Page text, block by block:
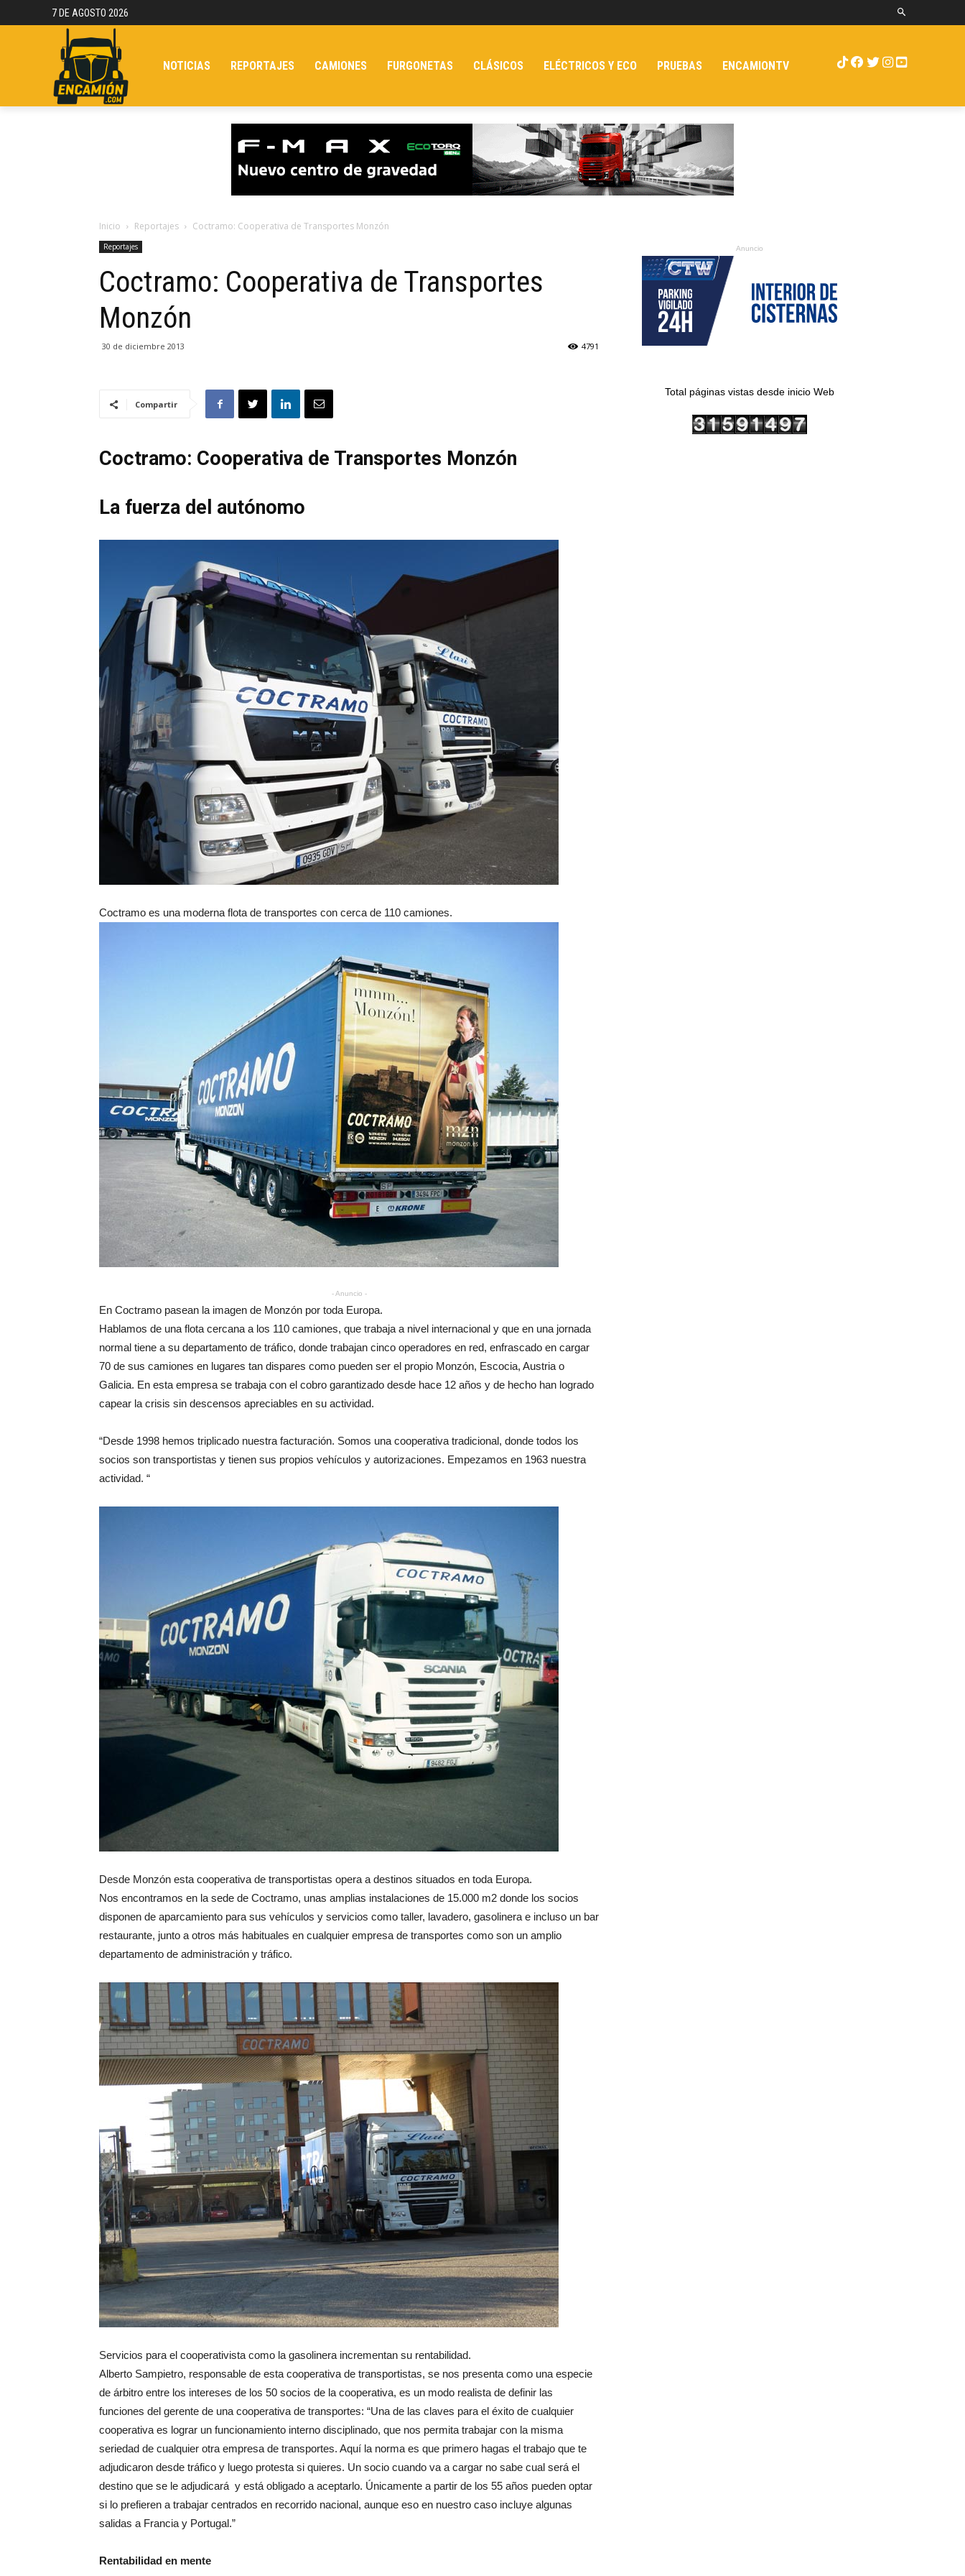
7 DE AGOSTO 2026
NOTICIAS REPORTAJES CAMIONES FURGONETAS CLÁSICOS ELÉCTRICOS Y ECO PRUEBAS ENCAMIONTV
Inicio Reportajes Coctramo: Cooperativa de Transportes Monzón
Reportajes
Coctramo: Cooperativa de Transportes
Monzón
30 de diciembre 2013 4791
Compartir
Coctramo: Cooperativa de Transportes Monzón
La fuerza del autónomo
Coctramo es una moderna flota de transportes con cerca de 110 camiones.
- Anuncio -
En Coctramo pasean la imagen de Monzón por toda Europa.
Hablamos de una flota cercana a los 110 camiones, que trabaja a nivel internacional y que en una jornada
normal tiene a su departamento de tráfico, donde trabajan cinco operadores en red, enfrascado en cargar
70 de sus camiones en lugares tan dispares como pueden ser el propio Monzón, Escocia, Austria o
Galicia. En esta empresa se trabaja con el cobro garantizado desde hace 12 años y de hecho han logrado
capear la crisis sin descensos apreciables en su actividad.
“Desde 1998 hemos triplicado nuestra facturación. Somos una cooperativa tradicional, donde todos los
socios son transportistas y tienen sus propios vehículos y autorizaciones. Empezamos en 1963 nuestra
actividad. “
Desde Monzón esta cooperativa de transportistas opera a destinos situados en toda Europa.
Nos encontramos en la sede de Coctramo, unas amplias instalaciones de 15.000 m2 donde los socios
disponen de aparcamiento para sus vehículos y servicios como taller, lavadero, gasolinera e incluso un bar
restaurante, junto a otros más habituales en cualquier empresa de transportes como son un amplio
departamento de administración y tráfico.
Servicios para el cooperativista como la gasolinera incrementan su rentabilidad.
Alberto Sampietro, responsable de esta cooperativa de transportistas, se nos presenta como una especie
de árbitro entre los intereses de los 50 socios de la cooperativa, es un modo realista de definir las
funciones del gerente de una cooperativa de transportes: “Una de las claves para el éxito de cualquier
cooperativa es lograr un funcionamiento interno disciplinado, que nos permita trabajar con la misma
seriedad de cualquier otra empresa de transportes. Aquí la norma es que primero hagas el trabajo que te
adjudicaron desde tráfico y luego protesta si quieres. Un socio cuando va a cargar no sabe cual será el
destino que se le adjudicará y está obligado a aceptarlo. Únicamente a partir de los 55 años pueden optar
si lo prefieren a trabajar centrados en recorrido nacional, aunque eso en nuestro caso incluye algunas
salidas a Francia y Portugal.”
Rentabilidad en mente
Anuncio
Total páginas vistas desde inicio Web